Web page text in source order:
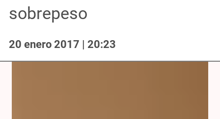
sobrepeso
20 enero 2017 | 20:23